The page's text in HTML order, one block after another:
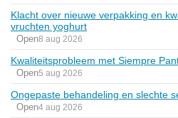
Klacht over nieuwe verpakking en
vruchten yoghurt
Open8 aug 2026
Kwaliteitsprobleem met Siempre
Open5 aug 2026
Ongepaste behandeling en slechte
Open4 aug 2026